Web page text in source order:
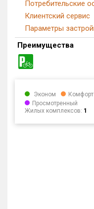
Потребительские
Клиентский сервис
Параметры
Преимущества
Эконом Комфорт
Просмотренный
Жилых комплексов: 1